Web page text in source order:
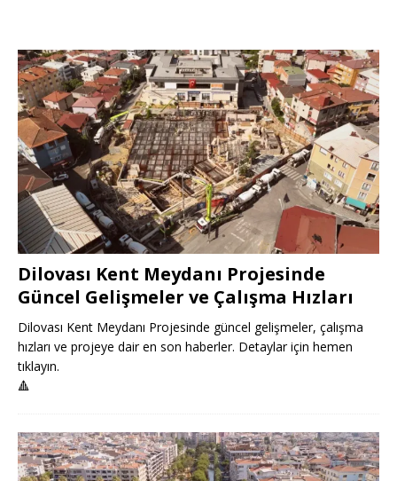
Dilovası Kent Meydanı Projesinde
Güncel Gelişmeler ve Çalışma Hızları
Dilovası Kent Meydanı Projesinde güncel gelişmeler, çalışma
hızları ve projeye dair en son haberler. Detaylar için hemen
tıklayın.
🔺